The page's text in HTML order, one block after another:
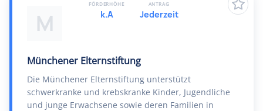
M
Münchener Elternstiftung
Die Münchener Elternstiftung unterstützt
schwerkranke und krebskranke Kinder, Jugendliche
und junge Erwachsene sowie deren Familien in
FÖRDERHÖHE
k.A
ANTRAG
Jederzeit